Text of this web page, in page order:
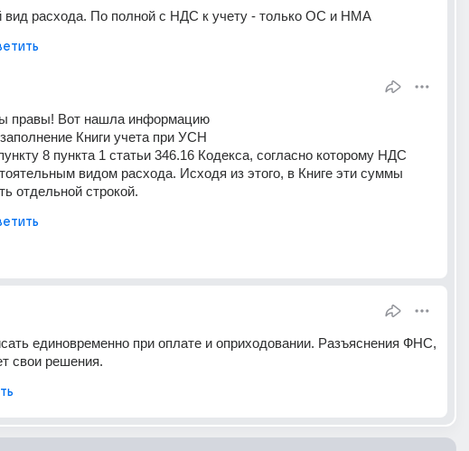
расхода. По полной с НДС к учету - только ОС и НМА
правы! Вот нашла информацию
Книги учета при УСН
8 пункта 1 статьи 346.16 Кодекса, согласно которому НДС
видом расхода. Исходя из этого, в Книге эти суммы
отдельной строкой.
единовременно при оплате и оприходовании. Разъяснения ФНС,
свои решения.